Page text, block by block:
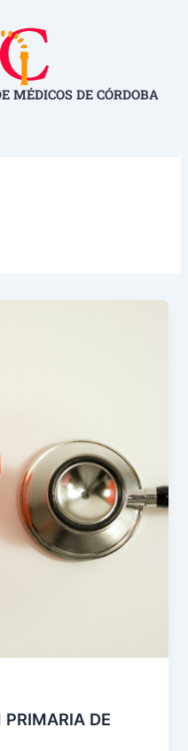
MÉDICOS DE CÓRDOBA
DE